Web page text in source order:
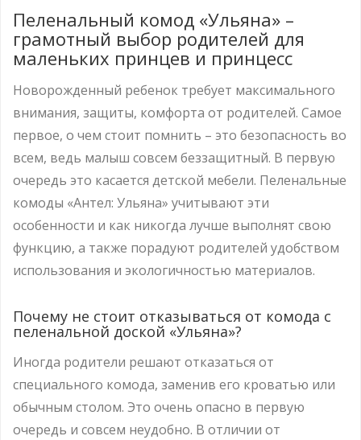
Пеленальный комод «Ульяна» –
грамотный выбор родителей для
маленьких принцев и принцесс
Новорожденный ребенок требует максимального
внимания, защиты, комфорта от родителей. Самое
первое, о чем стоит помнить – это безопасность во
всем, ведь малыш совсем беззащитный. В первую
очередь это касается детской мебели. Пеленальные
комоды «Антел: Ульяна» учитывают эти
особенности и как никогда лучше выполнят свою
функцию, а также порадуют родителей удобством
использования и экологичностью материалов.
Почему не стоит отказываться от комода с
пеленальной доской «Ульяна»?
Иногда родители решают отказаться от
специального комода, заменив его кроватью или
обычным столом. Это очень опасно в первую
очередь и совсем неудобно. В отличии от